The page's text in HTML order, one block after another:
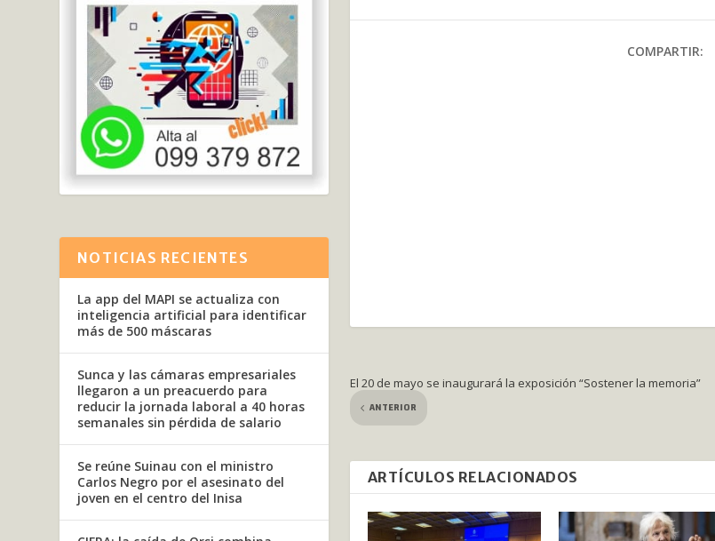
COMPARTIR:
El 20 de mayo se inaugurará la exposición “Sostener la memoria”
ANTERIOR
ARTÍCULOS RELACIONADOS
NOTICIAS RECIENTES
La app del MAPI se actualiza con
inteligencia artificial para identificar
más de 500 máscaras
Sunca y las cámaras empresariales
llegaron a un preacuerdo para
reducir la jornada laboral a 40 horas
semanales sin pérdida de salario
Se reúne Suinau con el ministro
Carlos Negro por el asesinato del
joven en el centro del Inisa